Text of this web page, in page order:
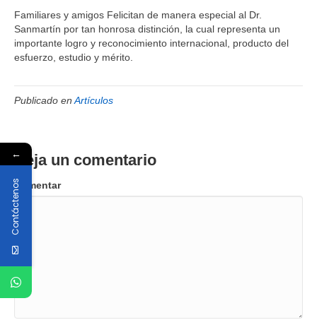
Familiares y amigos Felicitan de manera especial al Dr.
Sanmartín por tan honrosa distinción, la cual representa un
importante logro y reconocimiento internacional, producto del
esfuerzo, estudio y mérito.
Publicado en Artículos
Deja un comentario
Comentar
←
Contáctenos